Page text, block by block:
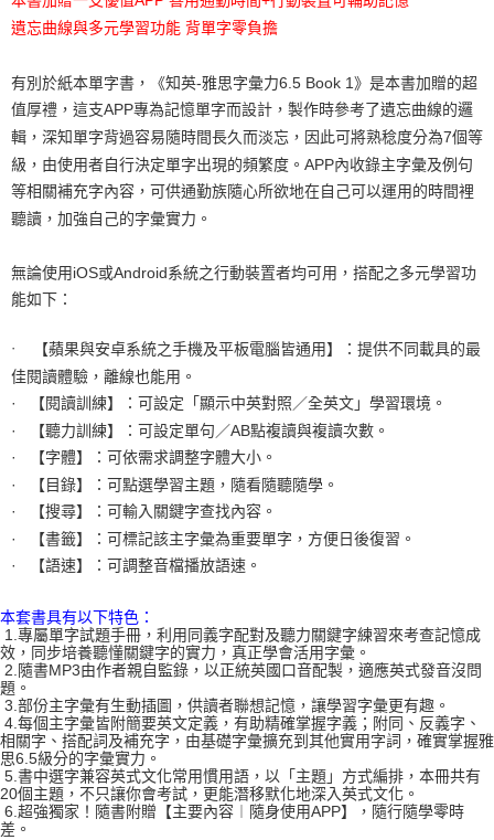
遺忘曲線與多元學習功能 背單字零負擔
有別於紙本單字書，《知英-雅思字彙力6.5 Book 1》是本書加贈的超
值厚禮，這支APP專為記憶單字而設計，製作時參考了遺忘曲線的邏
輯，深知單字背過容易隨時間長久而淡忘，因此可將熟稔度分為7個等
級，由使用者自行決定單字出現的頻繁度。APP內收錄主字彙及例句
等相關補充字內容，可供通勤族隨心所欲地在自己可以運用的時間裡
聽讀，加強自己的字彙實力。
無論使用iOS或Android系統之行動裝置者均可用，搭配之多元學習功
能如下：
·
【蘋果與安卓系統之手機及平板電腦皆通用】：提供不同載具的最
佳閱讀體驗，離線也能用。
· 【閱讀訓練】：可設定「顯示中英對照／全英文」學習環境。
· 【聽力訓練】：可設定單句／AB點複讀與複讀次數。
· 【字體】：可依需求調整字體大小。
· 【目錄】：可點選學習主題，隨看隨聽隨學。
· 【搜尋】：可輸入關鍵字查找內容。
· 【書籤】：可標記該主字彙為重要單字，方便日後復習。
· 【語速】：可調整音檔播放語速。
本套書具有以下特色：
1.專屬單字試題手冊，利用同義字配對及聽力關鍵字練習來考查記憶成
效，同步培養聽懂關鍵字的實力，真正學會活用字彙。
2.隨書MP3由作者親自監錄，以正統英國口音配製，適應英式發音沒問
題。
3.部份主字彙有生動插圖，供讀者聯想記憶，讓學習字彙更有趣。
4.每個主字彙皆附簡要英文定義，有助精確掌握字義；附同、反義字、
相關字、搭配詞及補充字，由基礎字彙擴充到其他實用字詞，確實掌握雅
思6.5級分的字彙實力。
5.書中選字兼容英式文化常用慣用語，以「主題」方式編排，本冊共有
20個主題，不只讓你會考試，更能潛移默化地深入英式文化。
6.超強獨家！隨書附贈【主要內容︱隨身使用APP】，隨行隨學零時
差。